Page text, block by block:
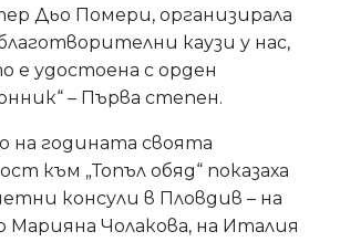
Дьо Помери, организирала
каузи у нас,
е удостоена с орден
– Първа степен.
на годината своята
към „Топъл обяд“ показаха
консули в Пловдив – на
Марияна Чолакова, на Италия